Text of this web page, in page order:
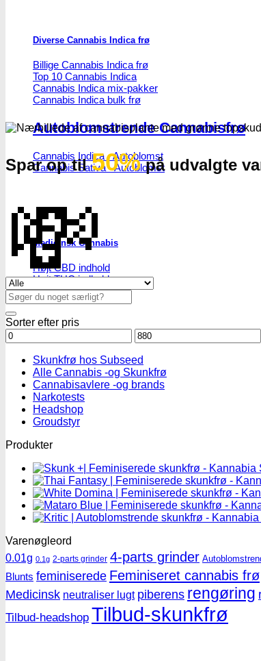
Diverse Cannabis Indica frø
Billige Cannabis Indica frø
Top 10 Cannabis Indica
Cannabis Indica mix-pakker
Cannabis Indica bulk frø
Autoblomstrende Cannabisfrø
Cannabis Indica - Autoblomst
Cannabis Sativa - Autoblomst
Medicinsk Cannabis
Højt CBD indhold
Højt THC indhold
Billige CBD frø
Spar op til50%på udvalgte
💸
Se alle tilbud her
Søg
efter:
Sorter efter pris
Mindstepris
Maks.
pris
Skunkfrø hos Subseed
Alle Cannabis -og Skunkfrø
Cannabisavlere -og brands
Narkotests
Headshop
Groudstyr
Produkter
Varenøgleord
0.01g 0.1g 2-parts grinder 4-parts grinder
Blunts feminiserede Feminiseret cannabis frø
Medicinsk neutraliser lugt piberens rengøring
Tilbud-headshop Tilbud-skunkfrø